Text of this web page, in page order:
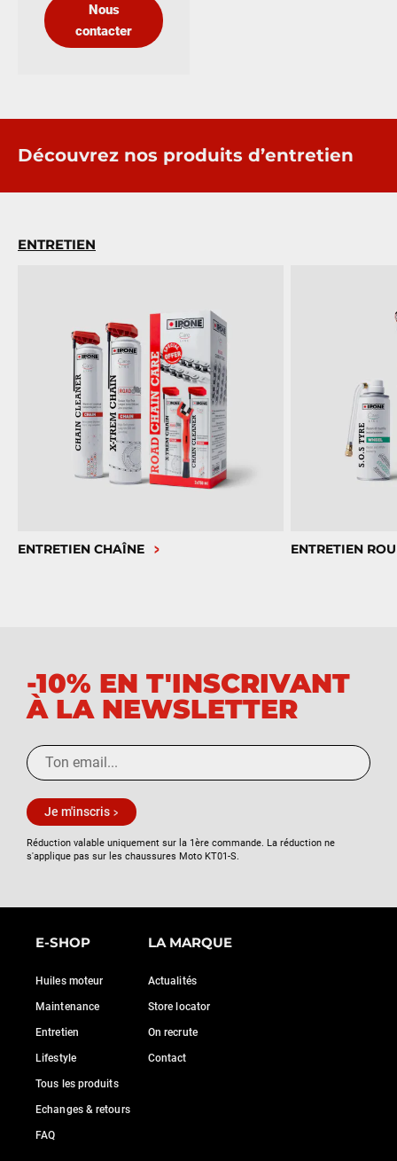
Nous
contacter
Découvrez nos produits d’entretien
ENTRETIEN
ENTRETIEN CHAÎNE ENTRETIEN
-10% EN T'INSCRIVANT
À LA NEWSLETTER
Je m'inscris
Réduction valable uniquement sur la 1ère commande. La réduction ne
s'applique pas sur les chaussures Moto KT01-S.
E-SHOP
Huiles moteur
Maintenance
Entretien
Lifestyle
Tous les produits
Echanges & retours
FAQ
LA MARQUE
Actualités
Store locator
On recrute
Contact